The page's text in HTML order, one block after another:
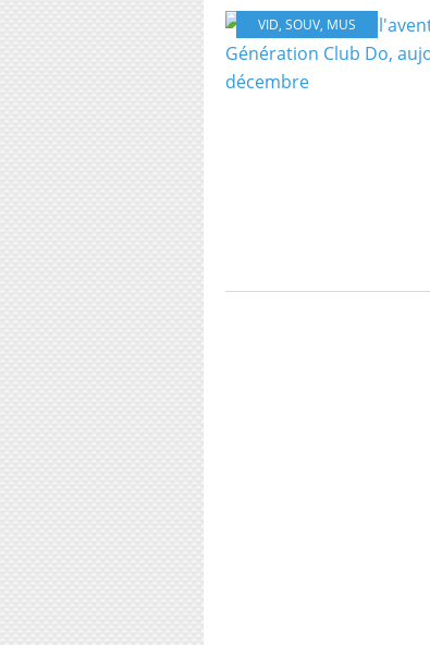
VID, SOUV, MUS